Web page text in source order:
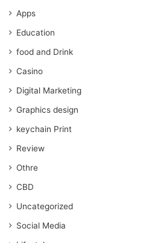
Apps
Education
food and Drink
Casino
Digital Marketing
Graphics design
keychain Print
Review
Othre
CBD
Uncategorized
Social Media